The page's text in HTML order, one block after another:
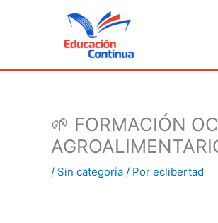
🌱 FORMACIÓN
/ Sin categoría / Por eclibertad